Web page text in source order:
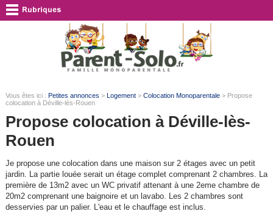
Vous êtes ici : Petites annonces > Logement> Colocation Monoparentale> Propose
colocation à Déville-lès-Rouen
Propose colocation à Déville-lès-
Rouen
Je propose une colocation dans une maison sur 2 étages avec un petit
jardin. La partie louée serait un étage complet comprenant 2 chambres. La
première de 13m2 avec un WC privatif attenant à une 2eme chambre de
20m2 comprenant une baignoire et un lavabo. Les 2 chambres sont
desservies par un palier. L'eau et le chauffage est inclus.